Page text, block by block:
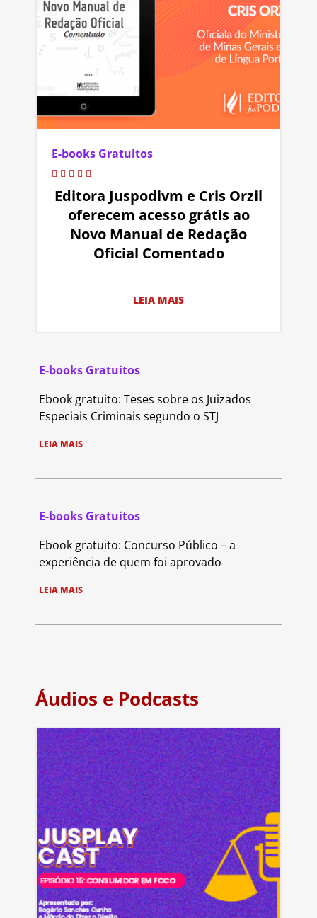
E-books Gratuitos
Editora Juspodivm e Cris Orzil
oferecem acesso grátis ao
Novo Manual de Redação
Oficial Comentado
LEIA MAIS
E-books Gratuitos
Ebook gratuito: Teses sobre os Juizados
Especiais Criminais segundo o STJ
LEIA MAIS
E-books Gratuitos
Ebook gratuito: Concurso Público – a
experiência de quem foi aprovado
LEIA MAIS
Áudios e Podcasts